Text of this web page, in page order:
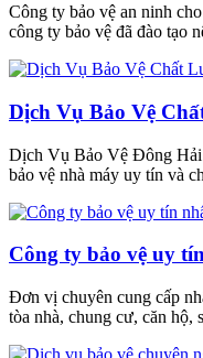
Công ty bảo vệ an ninh
công ty bảo vệ đã đào tạo
Dịch Vụ Bảo Vệ
Dịch Vụ Bảo Vệ Đông Hải
bảo vệ nhà máy uy tín và
Công ty bảo vệ uy
Đơn vị chuyên cung cấp
tòa nhà, chung cư, căn hộ,